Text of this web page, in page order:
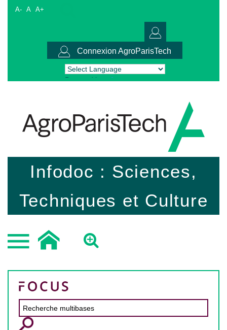
A- A A+
Connexion AgroParisTech
Powered by Translate
Infodoc : Sciences,
Techniques et Culture